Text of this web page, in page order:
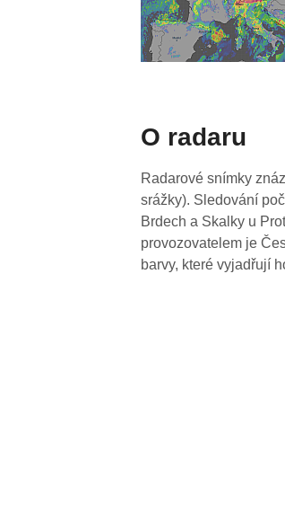
O radaru
Radarové snímky
srážky). Sledování
Brdech a Skalky u
provozovatelem je
barvy, které vyjadřují